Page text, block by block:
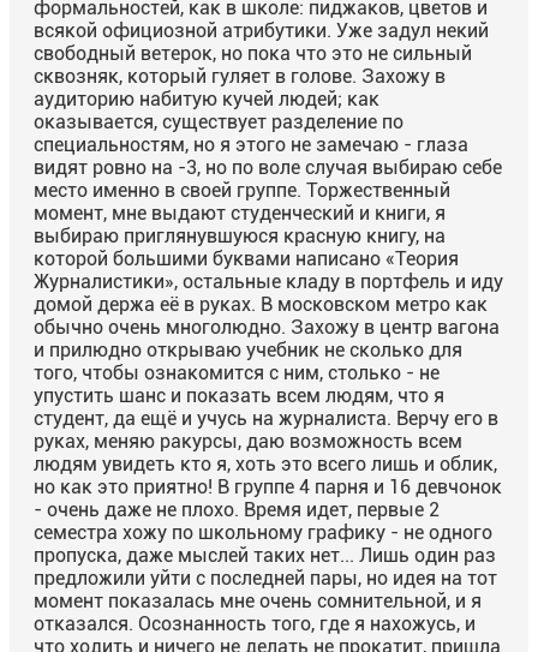
формальностей, как в школе: пиджаков, цветов и
всякой официозной атрибутики. Уже задул некий
свободный ветерок, но пока что это не сильный
сквозняк, который гуляет в голове. Захожу в
аудиторию набитую кучей людей; как
оказывается, существует разделение по
специальностям, но я этого не замечаю - глаза
видят ровно на -3, но по воле случая выбираю себе
место именно в своей группе. Торжественный
момент, мне выдают студенческий и книги, я
выбираю приглянувшуюся красную книгу, на
которой большими буквами написано «Теория
Журналистики», остальные кладу в портфель и иду
домой держа её в руках. В московском метро как
обычно очень многолюдно. Захожу в центр вагона
и прилюдно открываю учебник не сколько для
того, чтобы ознакомится с ним, столько - не
упустить шанс и показать всем людям, что я
студент, да ещё и учусь на журналиста. Верчу его в
руках, меняю ракурсы, даю возможность всем
людям увидеть кто я, хоть это всего лишь и облик,
но как это приятно! В группе 4 парня и 16 девчонок
- очень даже не плохо. Время идет, первые 2
семестра хожу по школьному графику - не одного
пропуска, даже мыслей таких нет... Лишь один раз
предложили уйти с последней пары, но идея на тот
момент показалась мне очень сомнительной, и я
отказался. Осознанность того, где я нахожусь, и
что ходить и ничего не делать не прокатит, пришла